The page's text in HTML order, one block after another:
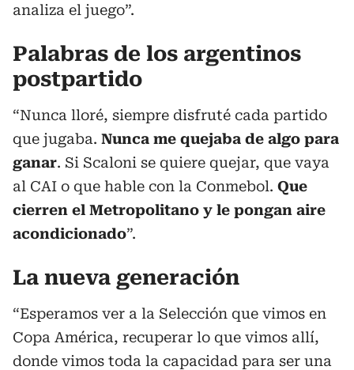
analiza el juego”.
Palabras de los argentinos
postpartido
“Nunca lloré, siempre disfruté cada partido
que jugaba. Nunca me quejaba de algo para
ganar. Si Scaloni se quiere quejar, que vaya
al CAI o que hable con la Conmebol. Que
cierren el Metropolitano y le pongan aire
acondicionado”.
La nueva generación
“Esperamos ver a la Selección que vimos en
Copa América, recuperar lo que vimos allí,
donde vimos toda la capacidad para ser una